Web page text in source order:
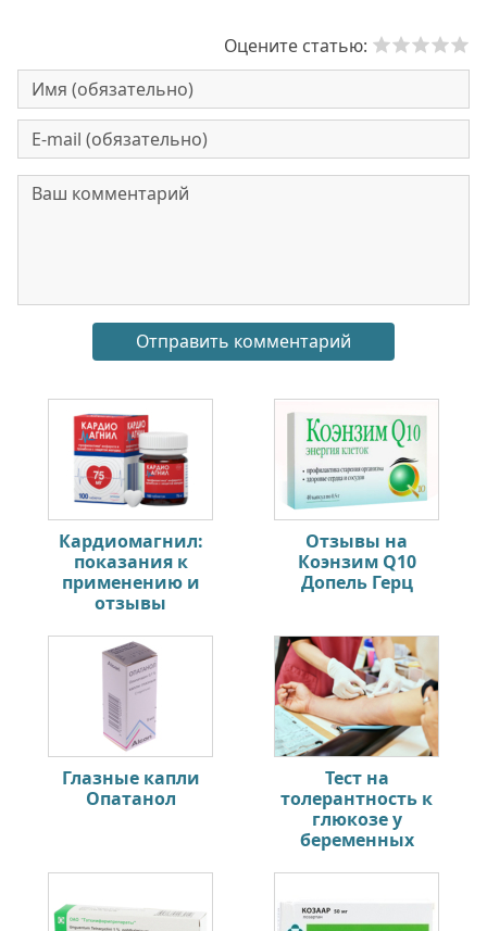
Оцените статью:
Кардиомагнил:
показания к
применению и
отзывы
Отзывы на
Коэнзим Q10
Допель Герц
Глазные капли
Опатанол
Тест на
толерантность к
глюкозе у
беременных